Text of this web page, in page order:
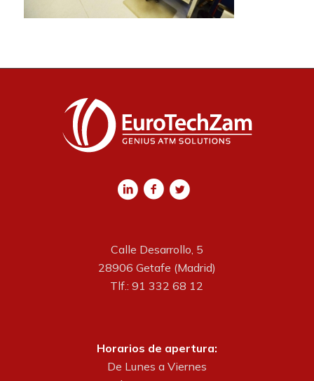
Calle Desarrollo, 5
28906 Getafe (Madrid)
Tlf.: 91 332 68 12
Horarios de apertura:
De Lunes a Viernes